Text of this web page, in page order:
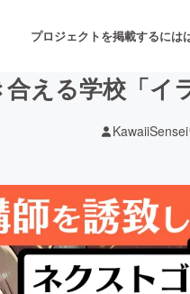
プロジェクトを掲載するには
音楽
ゲーム・サービス開発
える学校「イ
KawaiiSensei